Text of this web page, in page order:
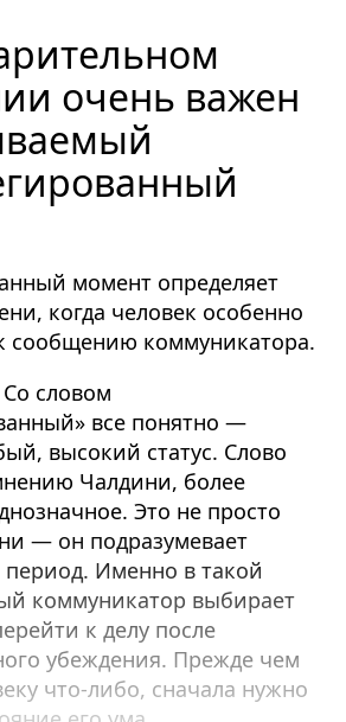
очень важен
момент определяет
когда человек особенно
сообщению коммуникатора.
Со словом
все понятно —
высокий статус. Слово
Чалдини, более
Это не просто
— он подразумевает
Именно в такой
коммуникатор выбирает
к делу после
убеждения. Прежде чем
что-либо, сначала нужно